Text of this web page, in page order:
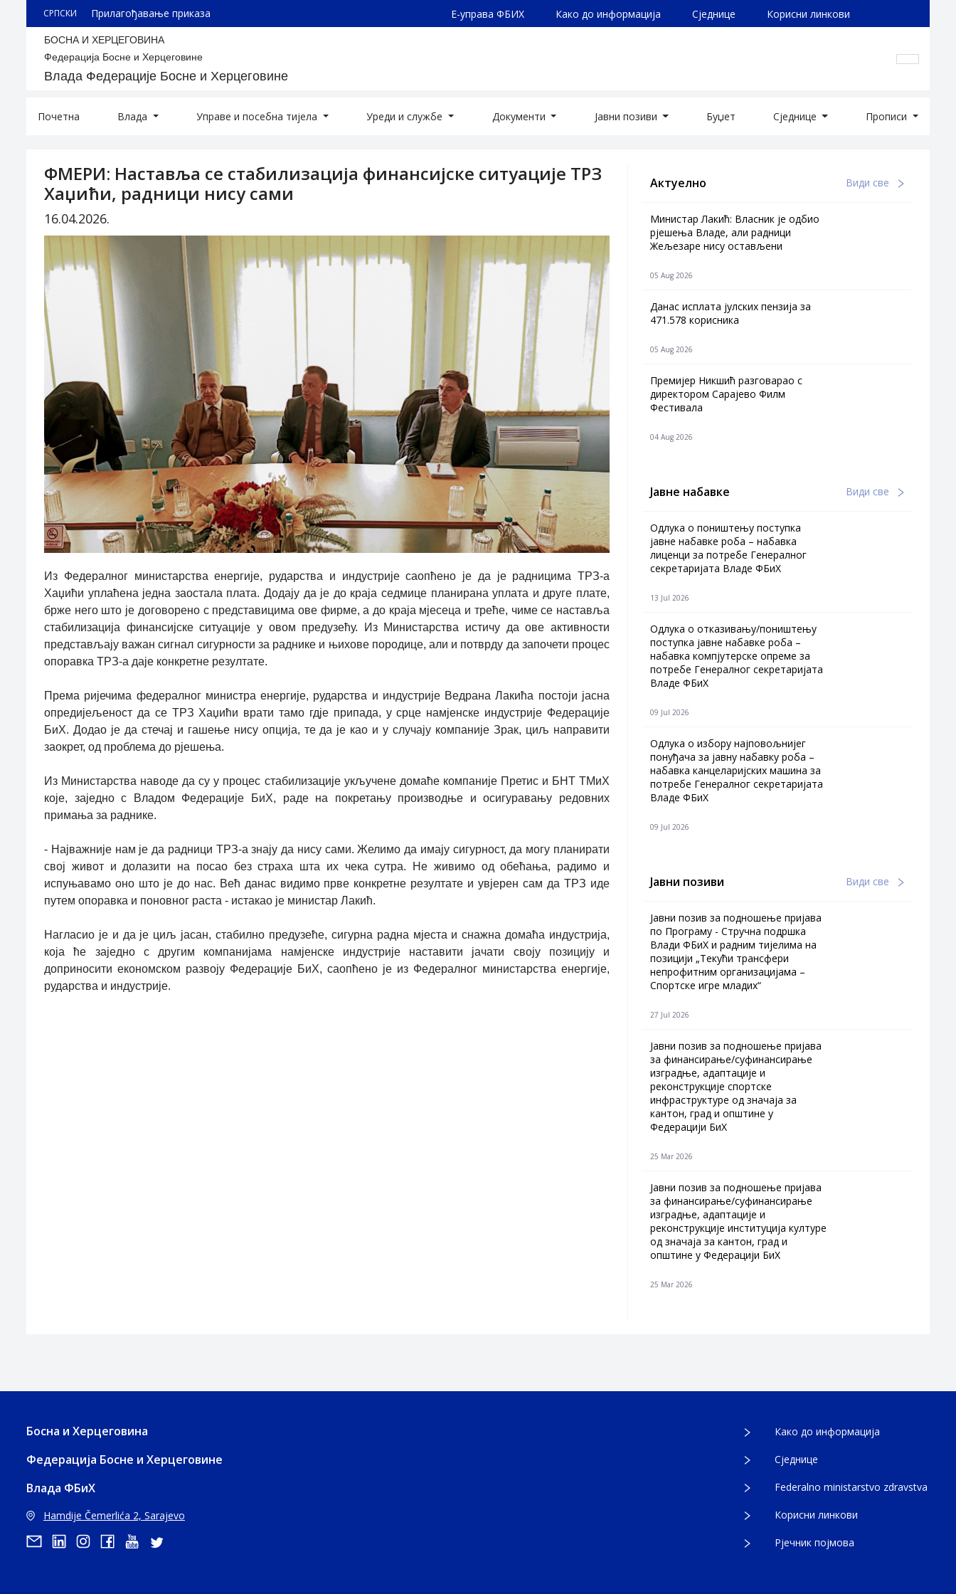
СРПСКИ Прилагођавање приказа Е-управа ФБИХ Како до информација Сједнице Корисни линкови
БОСНА И ХЕРЦЕГОВИНА
Федерација Босне и Херцеговине
Влада Федерације Босне и Херцеговине
Почетна Влада Управе и посебна тијела Уреди и службе Документи Јавни позиви Буџет Сједнице Прописи
ФМЕРИ: Наставља се стабилизација финансијске ситуације ТРЗ
Хаџићи, радници нису сами
16.04.2026.
Из Федералног министарства енергије, рударства и индустрије саопћено је да је радницима ТРЗ-а
Хаџићи уплаћена једна заостала плата. Додају да је до краја седмице планирана уплата и друге плате,
брже него што је договорено с представицима ове фирме, а до краја мјесеца и треће, чиме се наставља
стабилизација финансијске ситуације у овом предузећу. Из Министарства истичу да ове активности
представљају важан сигнал сигурности за раднике и њихове породице, али и потврду да започети процес
опоравка ТРЗ-а даје конкретне резултате.
Према ријечима федералног министра енергије, рударства и индустрије Ведрана Лакића постоји јасна
опредијељеност да се ТРЗ Хаџићи врати тамо гдје припада, у срце намјенске индустрије Федерације
БиХ. Додао је да стечај и гашење нису опција, те да је као и у случају компаније Зрак, циљ направити
заокрет, од проблема до рјешења.
Из Министарства наводе да су у процес стабилизације укључене домаће компаније Претис и БНТ ТМиХ
које, заједно с Владом Федерације БиХ, раде на покретању производње и осигуравању редовних
примања за раднике.
- Најважније нам је да радници ТРЗ-а знају да нису сами. Желимо да имају сигурност, да могу планирати
свој живот и долазити на посао без страха шта их чека сутра. Не живимо од обећања, радимо и
испуњавамо оно што је до нас. Већ данас видимо прве конкретне резултате и увјерен сам да ТРЗ иде
путем опоравка и поновног раста - истакао је министар Лакић.
Нагласио је и да је циљ јасан, стабилно предузеће, сигурна радна мјеста и снажна домаћа индустрија,
која ће заједно с другим компанијама намјенске индустрије наставити јачати своју позицију и
доприносити економском развоју Федерације БиХ, саопћено је из Федералног министарства енергије,
рударства и индустрије.
Актуелно Види све
Министар Лакић: Власник је одбио
рјешења Владе, али радници
Жељезаре нису остављени
05 Aug 2026
Данас исплата јулских пензија за
471.578 корисника
05 Aug 2026
Премијер Никшић разговарао с
директором Сарајево Филм
Фестивала
04 Aug 2026
Јавне набавке Види све
Одлука о поништењу поступка
јавне набавке роба – набавка
лиценци за потребе Генералног
секретаријата Владе ФБиХ
13 Jul 2026
Одлука о отказивању/поништењу
поступка јавне набавке роба –
набавка компјутерске опреме за
потребе Генералног секретаријата
Владе ФБиХ
09 Jul 2026
Одлука о избору најповољнијег
понуђача за јавну набавку роба –
набавка канцеларијских машина за
потребе Генералног секретаријата
Владе ФБиХ
09 Jul 2026
Јавни позиви Види све
Јавни позив за подношење пријава
по Програму - Стручна подршка
Влади ФБиХ и радним тијелима на
позицији „Текући трансфери
непрофитним организацијама –
Спортске игре младих“
27 Jul 2026
Jавни позив за подношење пријава
за финансирање/суфинансирање
изградње, адаптације и
реконструкције спортске
инфраструктуре од значаја за
кантон, град и општине у
Федерацији БиХ
25 Mar 2026
Јавни позив за подношење пријава
за финансирање/суфинансирање
изградње, адаптације и
реконструкције институција културе
од значаја за кантон, град и
општине у Федерацији БиХ
25 Mar 2026
Босна и Херцеговина
Федерација Босне и Херцеговине
Влада ФБиХ
Hamdije Čemerlića 2, Sarajevo
Како до информација
Сједнице
Federalno ministarstvo zdravstva
Корисни линкови
Рјечник појмова